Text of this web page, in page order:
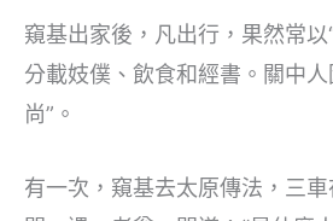
窺基出家後，凡出行，果然常以
分載妓僕、飲食和經書。關中
尚”。
有一次，窺基去太原傳法，三